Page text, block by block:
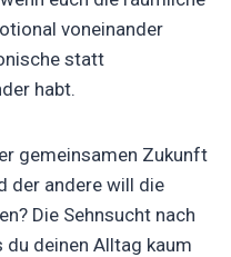
voneinander
statt
habt.
gemeinsamen Zukunft
der andere will die
Die Sehnsucht nach
deinen Alltag kaum